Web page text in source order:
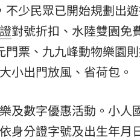
不少民眾已開始規劃出
對號折扣、水陸雙園免
門票、九九峰動物樂園
小出門放風、省荷包。
及數字優惠活動。小
身分證字號及出生年